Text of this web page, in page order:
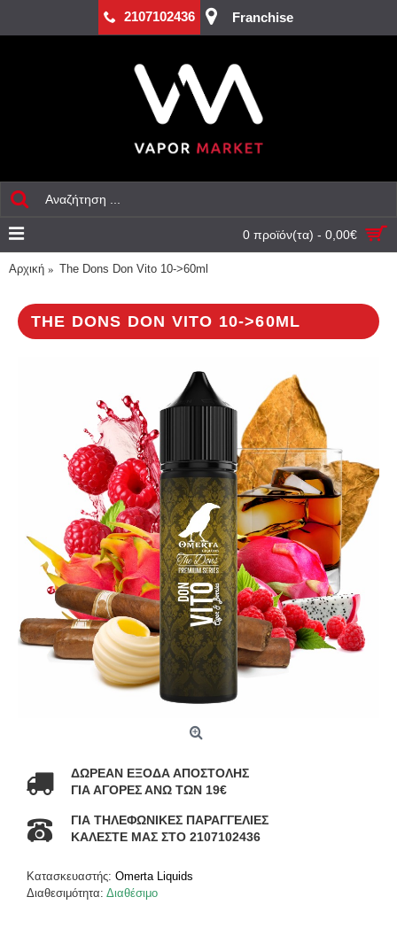
2107102436 Franchise
0 προϊόν(τα) - 0,00€
Αρχική The Dons Don Vito 10->60ml
THE DONS DON VITO 10->60ML
ΔΩΡΕΑΝ ΕΞΟΔΑ ΑΠΟΣΤΟΛΗΣ
ΓΙΑ ΑΓΟΡΕΣ ΑΝΩ ΤΩΝ 19€
ΓΙΑ ΤΗΛΕΦΩΝΙΚΕΣ ΠΑΡΑΓΓΕΛΙΕΣ
ΚΑΛΕΣΤΕ ΜΑΣ ΣΤΟ 2107102436
Κατασκευαστής: Omerta Liquids
Διαθεσιμότητα: Διαθέσιμο